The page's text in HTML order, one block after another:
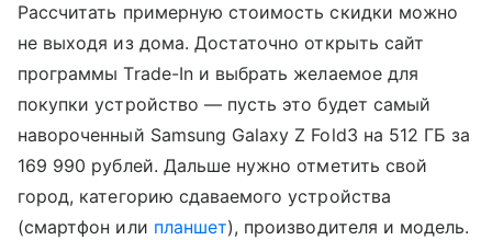
Рассчитать примерную стоимость скидки можно
не выходя из дома. Достаточно открыть сайт
программы Trade-In и выбрать желаемое для
покупки устройство — пусть это будет самый
навороченный Samsung Galaxy Z Fold3 на 512 ГБ за
169 990 рублей. Дальше нужно отметить свой
город, категорию сдаваемого устройства
(смартфон или планшет), производителя и модель.